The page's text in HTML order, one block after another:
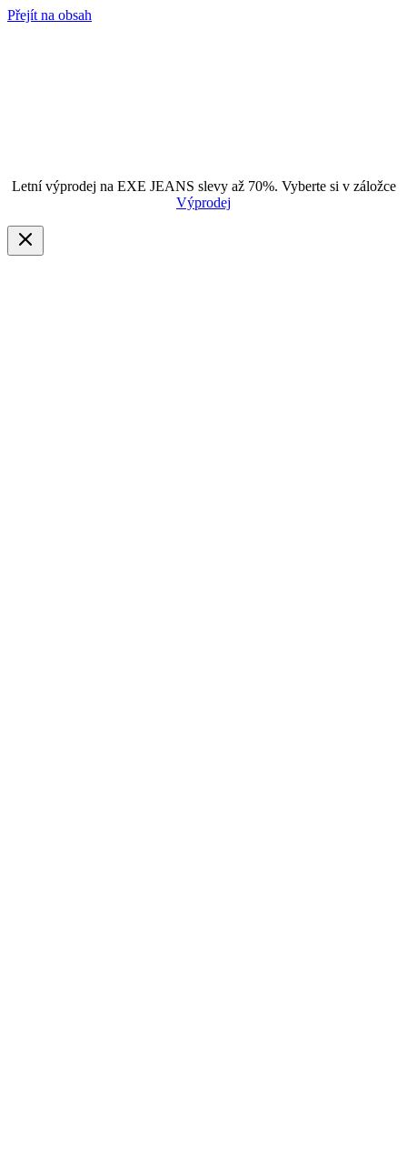
Přejít na obsah
Letní výprodej na EXE JEANS slevy až 70%. Vyberte si v záložce
Výprodej